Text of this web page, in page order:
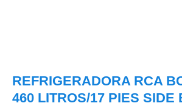
REFRIGERADORA RCA
460 LITROS/17 PIES SIDE